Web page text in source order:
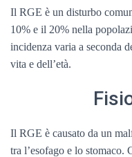
Il RGE è un disturbo
10% e il 20% nella
incidenza varia a seconda
vita e dell’età.
Il RGE è causato da un
tra l’esofago e lo stomaco.